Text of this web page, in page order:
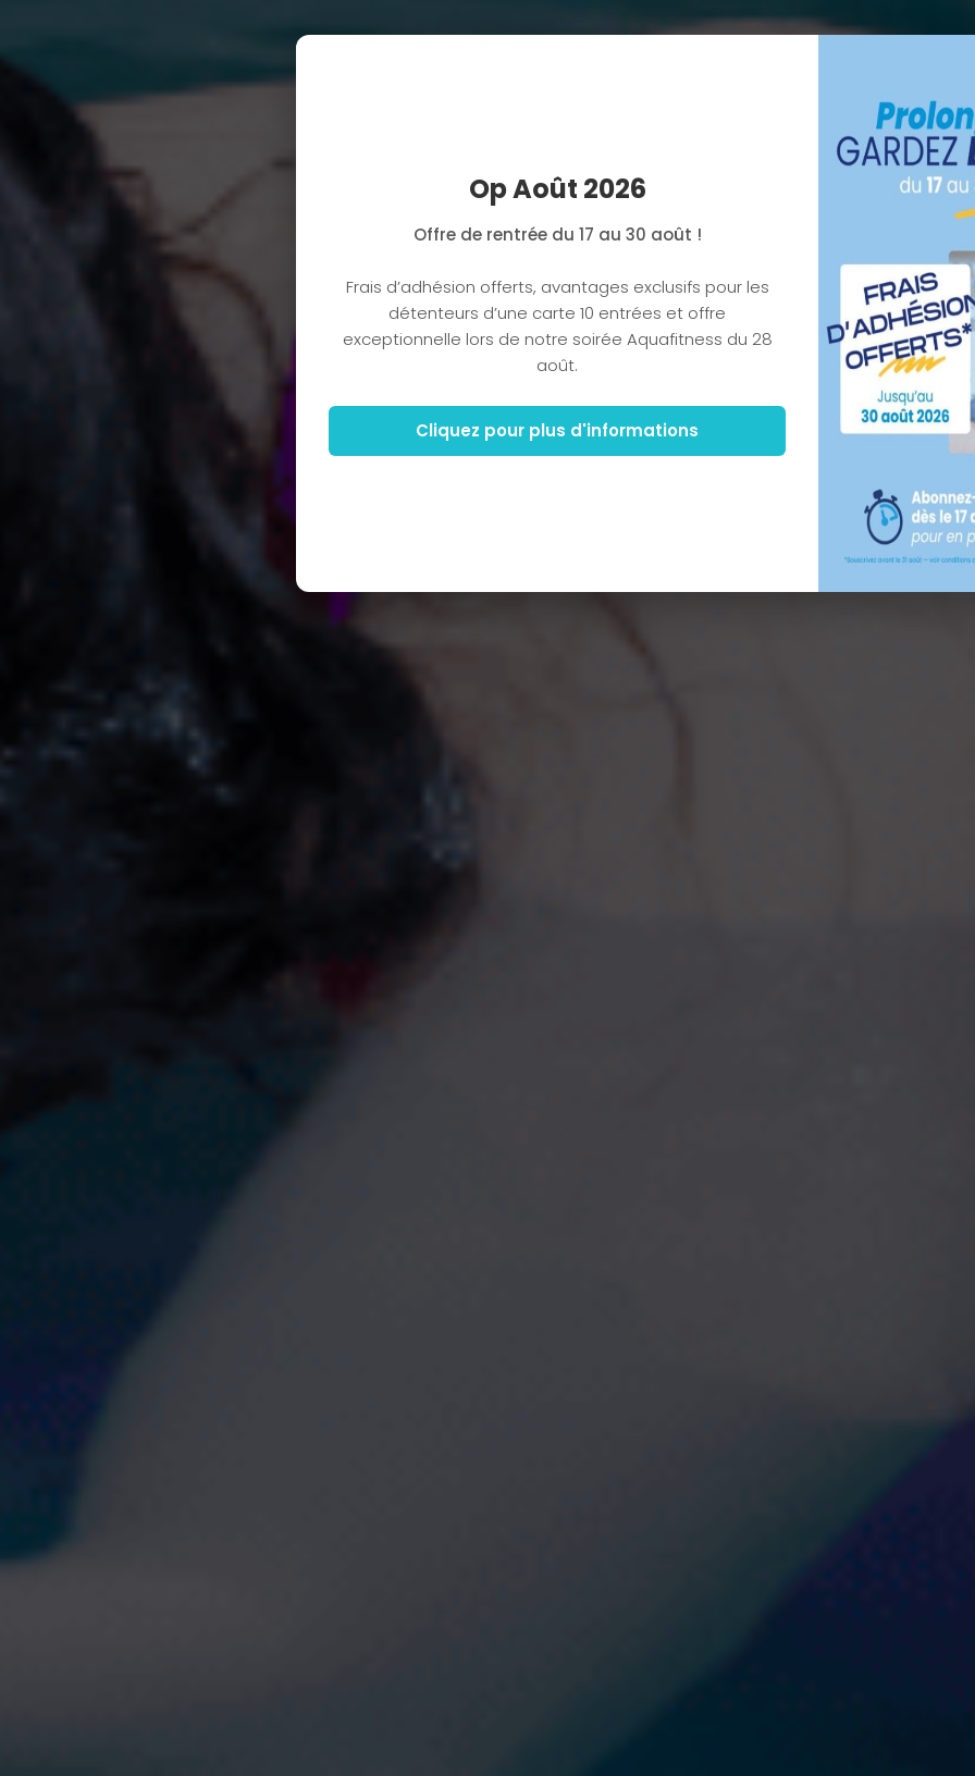
Op Août 2026
Offre de rentrée du 17 au 30 août !
Frais d’adhésion offerts, avantages exclusifs pour les
détenteurs d’une carte 10 entrées et offre
exceptionnelle lors de notre soirée Aquafitness du 28
août.
Cliquez pour plus d'informations